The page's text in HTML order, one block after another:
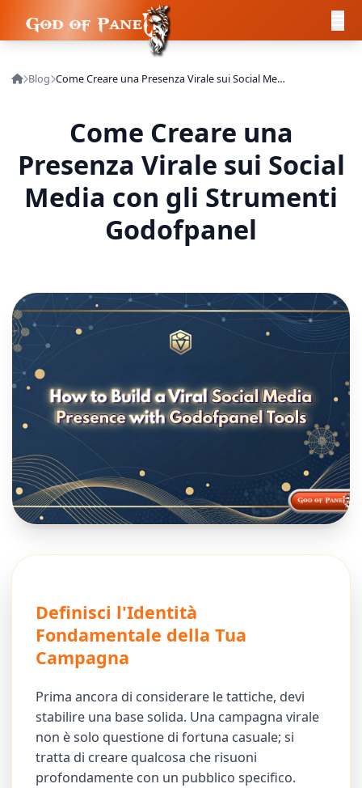
Blog Come Creare una Presenza Virale sui Social Media con gli Strumenti Godofpanel
Come Creare una
Presenza Virale sui Social
Media con gli Strumenti
Godofpanel
Definisci l'Identità
Fondamentale della Tua
Campagna
Prima ancora di considerare le tattiche, devi
stabilire una base solida. Una campagna virale
non è solo questione di fortuna casuale; si
tratta di creare qualcosa che risuoni
profondamente con un pubblico specifico.